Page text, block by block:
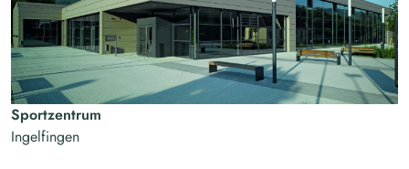
Sportzentrum
Ingelfingen